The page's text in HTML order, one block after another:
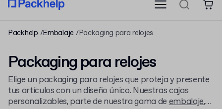
Packhelp Embalaje Packaging para relojes
Packaging para relojes
Elige un packaging para relojes que proteja y presente
tus artículos con un diseño único. Nuestras cajas
personalizables, parte de nuestra gama deembalaje,